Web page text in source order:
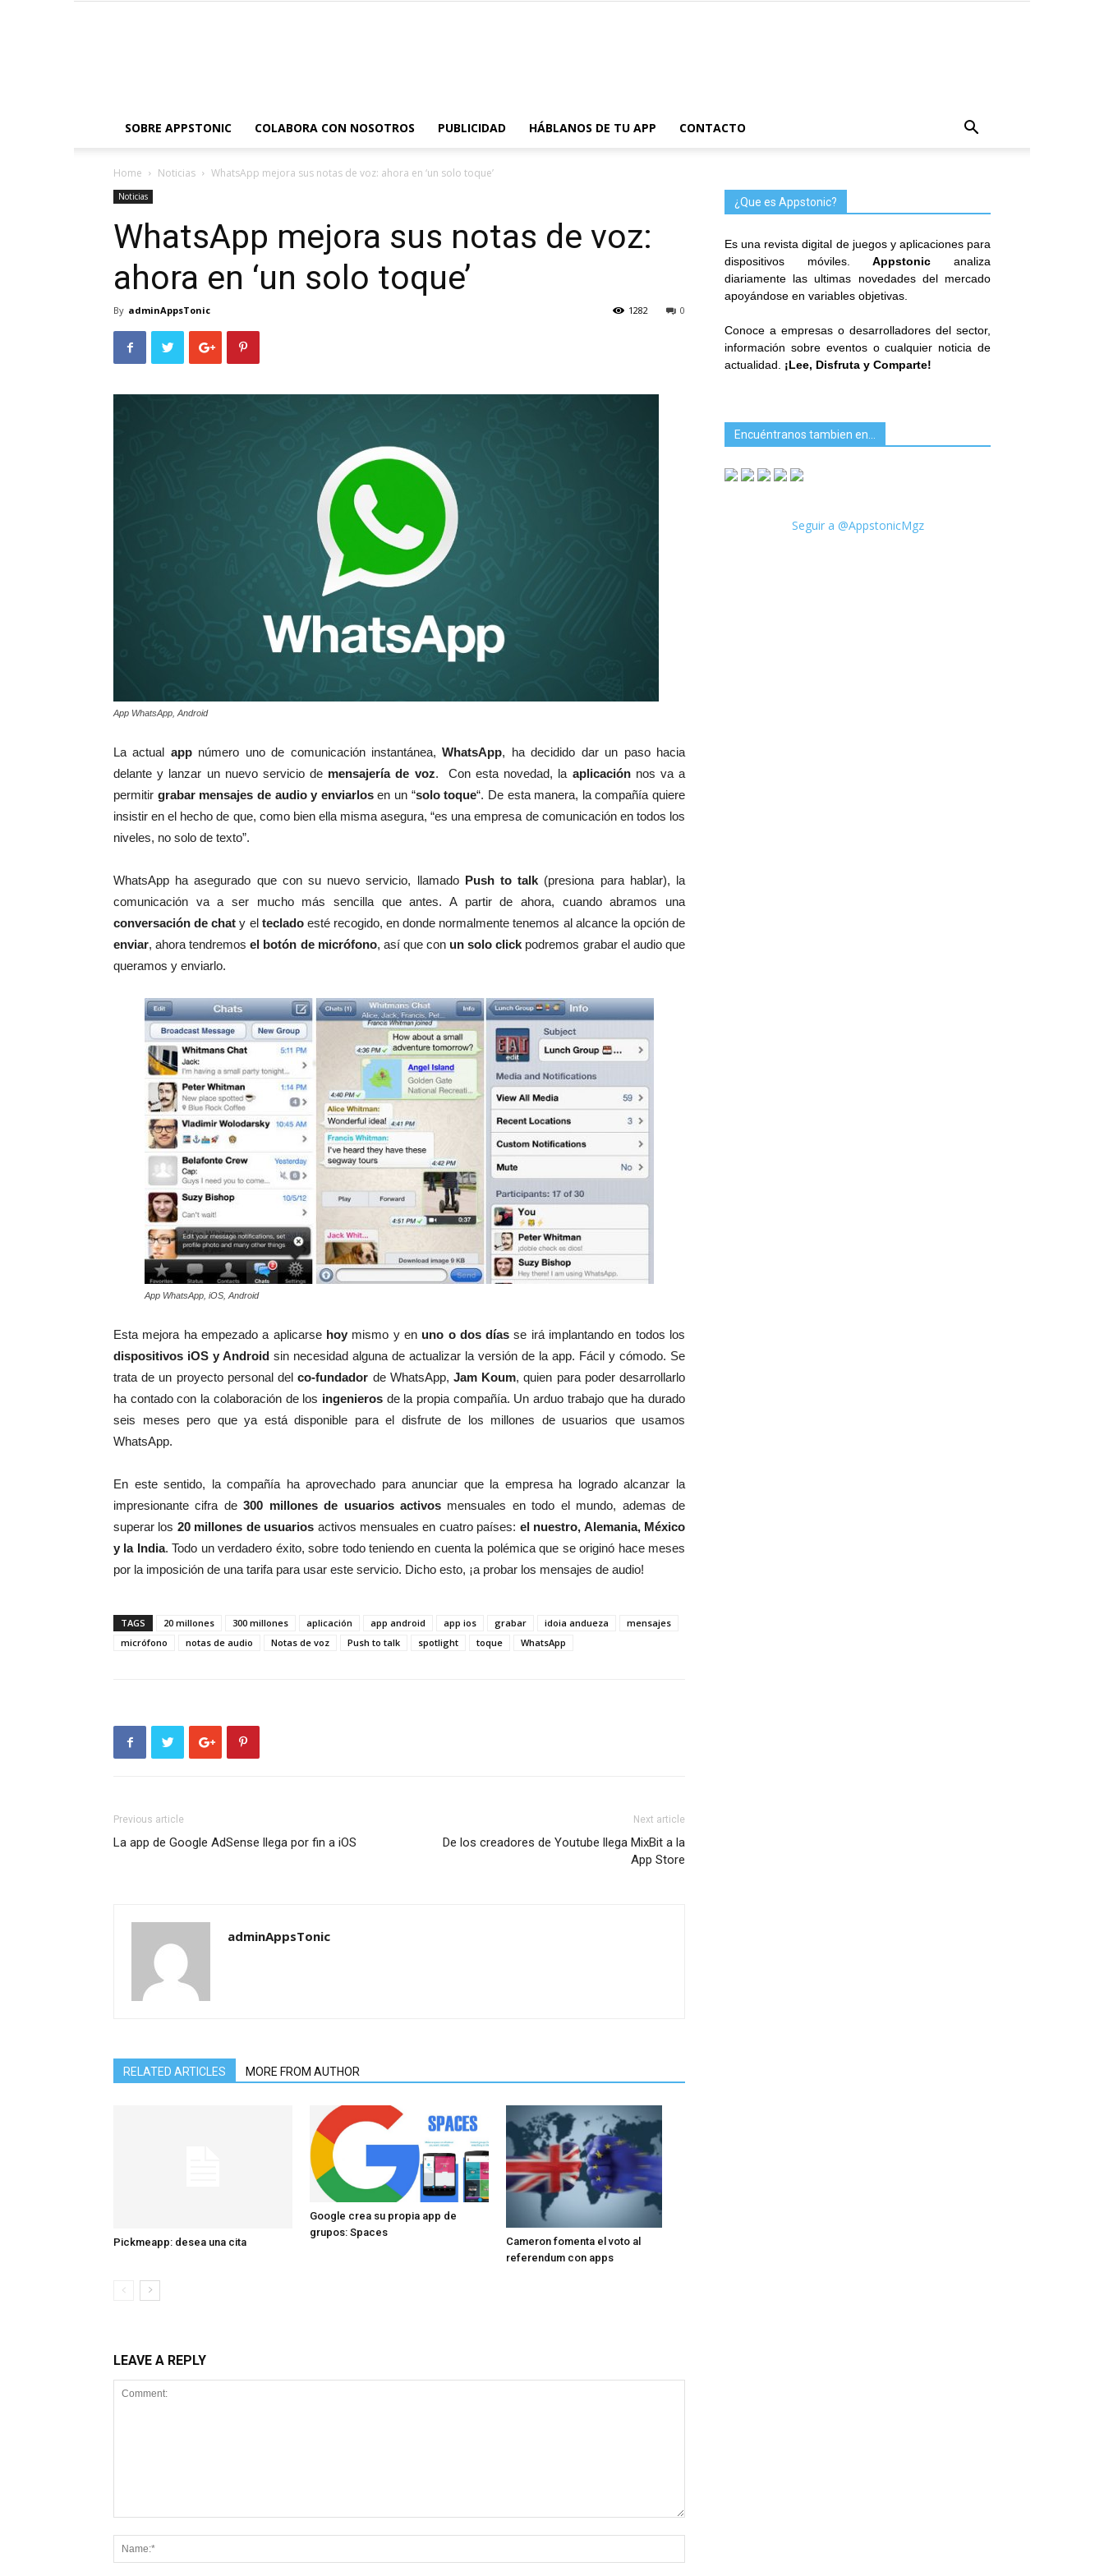
SOBRE APPSTONIC COLABORA CON NOSOTROS PUBLICIDAD HÁBLANOS DE TU APP CONTACTO
Home Noticias WhatsApp mejora sus notas de voz: ahora en ‘un solo toque’
Noticias
WhatsApp mejora sus notas de voz:
ahora en ‘un solo toque’
By adminAppsTonic 0
1282
App WhatsApp, Android
La actual appnúmero uno de comunicación instantánea,WhatsApp, ha decidido dar un paso hacia
delante y lanzar un nuevo servicio de mensajería de voz. Con esta novedad, la aplicaciónnos va a
permitir grabar mensajes de audio y enviarlosen un “solo toque“. De esta manera, la compañía quiere
insistir en el hecho de que, como bien ella misma asegura, “es una empresa de comunicación en todos los
niveles, no solo de texto”.
WhatsApp ha asegurado que con su nuevo servicio, llamadoPush to talk (presiona para hablar), la
comunicación va a ser mucho más sencilla que antes. A partir de ahora, cuando abramos una
conversación de chat y el tecladoesté recogido, en donde normalmente tenemos al alcance la opción de
enviar, ahora tendremosel botón de micrófono, así que con un solo click podremos grabar el audio que
queramos y enviarlo.
App WhatsApp, iOS, Android
Esta mejora ha empezado a aplicarsehoymismo y enuno o dos días se irá implantando en todos los
dispositivos iOS y Android sin necesidad alguna de actualizar la versión de la app. Fácil y cómodo. Se
trata de un proyecto personal delco-fundador de WhatsApp, Jam Koum, quien para poder desarrollarlo
ha contado con la colaboración de los ingenierosde la propia compañía. Un arduo trabajo que ha durado
seis meses pero que ya está disponible para el disfrute de los millones de usuarios que usamos
WhatsApp.
En este sentido, la compañía ha aprovechado para anunciar que la empresa ha logrado alcanzar la
impresionante cifra de300 millones de usuarios activos mensuales en todo el mundo, ademas de
superar los 20 millones de usuarios activos mensuales en cuatro países: el nuestro, Alemania, México
y la India. Todo un verdadero éxito, sobre todo teniendo en cuenta la polémica que se originó hace meses
por la imposición de una tarifa para usar este servicio. Dicho esto, ¡a probar los mensajes de audio!
TAGS 20 millones 300 millones aplicación app android app ios grabar idoia andueza
mensajes
micrófono
notas de audio Notas de voz Push to talk spotlight toque WhatsApp
Previous article
La app de Google AdSense llega por fin a iOS
Next article
De los creadores de Youtube llega MixBit a la
App Store
adminAppsTonic
RELATED ARTICLES MORE FROM AUTHOR
Pickmeapp: desea una cita
Google crea su propia app de
grupos: Spaces
Cameron fomenta el voto al
referendum con apps
LEAVE A REPLY
¿Que es Appstonic?
Es una revista digital de juegos y aplicaciones para
dispositivos móviles.Appstonic analiza
diariamente las ultimas novedades del mercado
apoyándose en variables objetivas.
Conoce a empresas o desarrolladores del sector,
información sobre eventos o cualquier noticia de
actualidad. ¡Lee, Disfruta y Comparte!
Encuéntranos tambien en…
Seguir a @AppstonicMgz